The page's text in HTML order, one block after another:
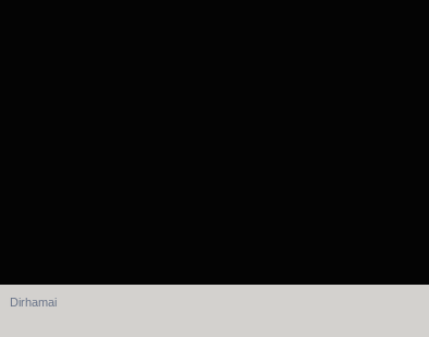
Dirhamai